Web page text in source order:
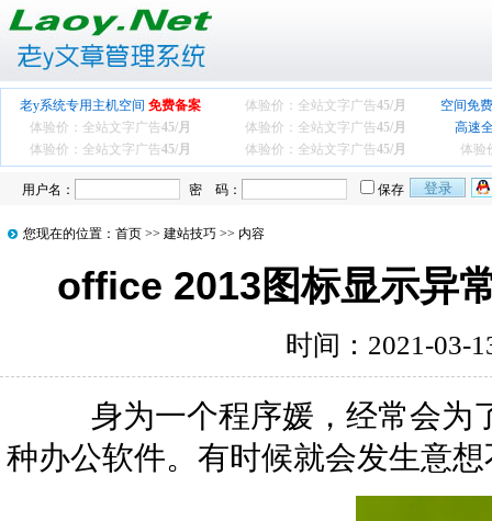
老y系统专用主机空间 免费备案 体验价：全站文字广告45/月
空间免
体验价：全站文字广告45/月 体验价：全站文字广告45/月
高速
体验价：全站文字广告45/月 体验价：全站文字广告45/月 体验
用户名： 密 码： 保存
您现在的位置： 首页 >> 建站技巧 >> 内容
office 2013图标显示异
时间：2021-03-
身为一个程序媛，经常会为
种办公软件。有时候就会发生意想